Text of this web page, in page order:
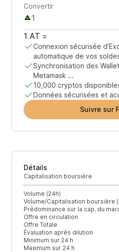
Convertir
1 AT =
Connexion sécurisée
automatique de vos
Synchronisation des
Metamask ...
10,000 cryptos
Données sécurisées et
Suivre sur
Détails
Capitalisation boursière
Volume (24h)
Volume/Capitalisation boursière
Prédominance sur la cap. du
Offre en circulation
Offre Totale
Évaluation après dilution
Minimum sur 24 h
Maximum sur 24 h